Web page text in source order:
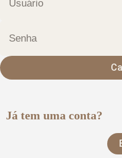
Já tem uma conta?